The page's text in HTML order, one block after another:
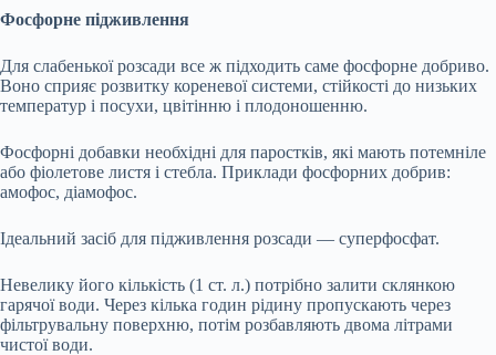
Фосфорне підживлення
Для слабенької розсади все ж підходить саме фосфорне добриво.
Воно сприяє розвитку кореневої системи, стійкості до низьких
температур і посухи, цвітінню і плодоношенню.
Фосфорні добавки необхідні для паростків, які мають потемніле
або фіолетове листя і стебла. Приклади фосфорних добрив:
амофос, діамофос.
Ідеальний засіб для підживлення розсади — суперфосфат.
Невелику його кількість (1 ст. л.) потрібно залити склянкою
гарячої води. Через кілька годин рідину пропускають через
фільтрувальну поверхню, потім розбавляють двома літрами
чистої води.